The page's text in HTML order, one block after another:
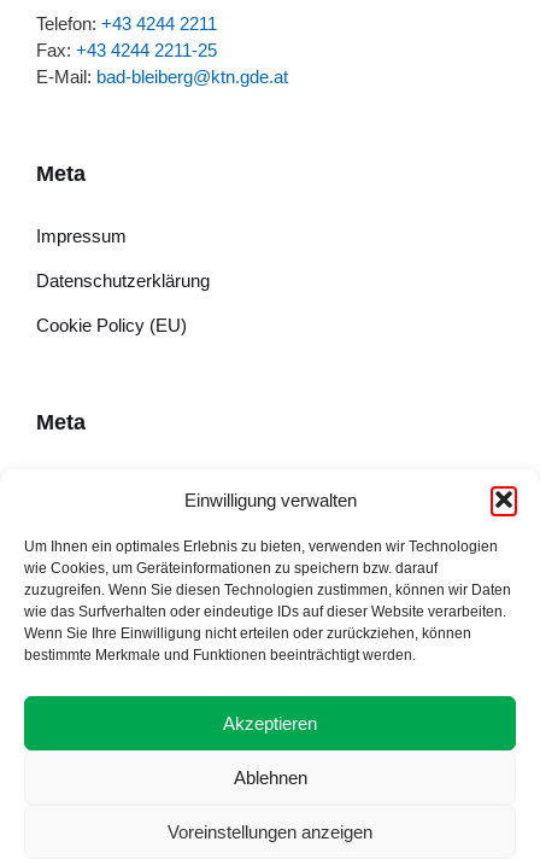
Einwilligung verwalten
Um Ihnen ein optimales Erlebnis zu bieten, verwenden wir Technologien
wie Cookies, um Geräteinformationen zu speichern bzw. darauf
zuzugreifen. Wenn Sie diesen Technologien zustimmen, können wir Daten
wie das Surfverhalten oder eindeutige IDs auf dieser Website verarbeiten.
Wenn Sie Ihre Einwilligung nicht erteilen oder zurückziehen, können
bestimmte Merkmale und Funktionen beeinträchtigt werden.
Akzeptieren
Ablehnen
Voreinstellungen anzeigen
Telefon: +43 4244 2211
Fax: +43 4244 2211-25
E-Mail: bad-bleiberg@ktn.gde.at
Meta
Impressum
Datenschutzerklärung
Cookie Policy (EU)
Meta
Cookie Policy (EU)
Proudly made by Alpsware